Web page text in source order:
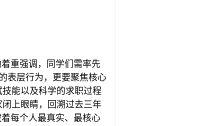
重强调，同学们需率先
表层行为，更要聚焦核心
能以及科学的求职过程
上眼睛，回溯过去三年
每个人最真实、最核心